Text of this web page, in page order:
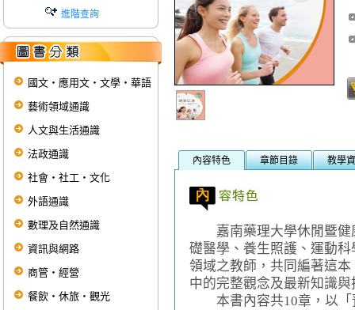
進階查詢
國文‧應用文‧文學‧華語
藝術領域通識
人文與生活通識
法政通識
社會‧社工‧文化
外語通識
數理及自然通識
資訊與網路
商管‧經營
餐飲‧休旅‧觀光
內容特色 章節目錄 教學
嘉南藥理大學休閒暨健
礎醫學、養生照護、運動
領域之教師，共同編著這
中的完整觀念及最新知識與
本書內容共10章，以「